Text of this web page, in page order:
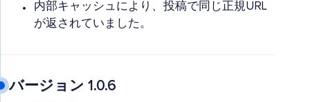
内部キャッシュにより、投稿で同じ正規URL
が返されていました。
バージョン 1.0.6